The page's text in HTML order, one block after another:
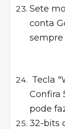
Sete
conta
sempre
Tecla
Confira
pode
32-bits